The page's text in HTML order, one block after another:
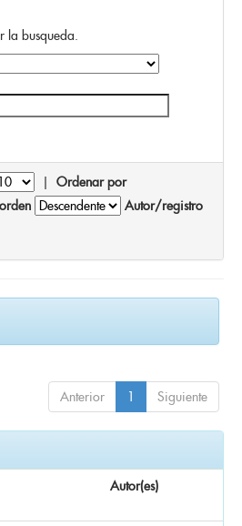
la busqueda.
| Ordenar por
Autor/registro
Anterior 1 Siguiente
Autor(es)